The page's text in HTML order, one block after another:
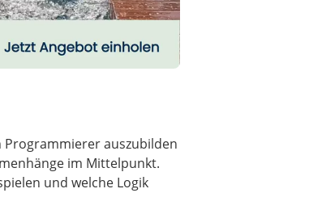
auszubilden
im Mittelpunkt.
und welche Logik